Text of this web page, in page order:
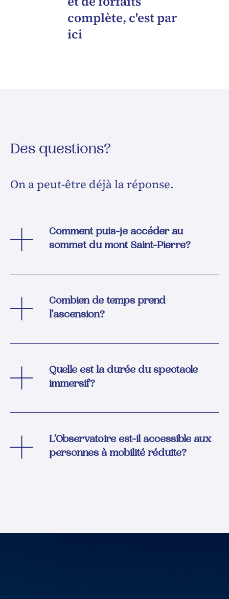
complète, c'est par
ici
Des questions?
On a peut-être déjà la réponse.
Comment puis-je accéder au
sommet du mont Saint-Pierre?
Combien de temps prend
l'ascension?
Quelle est la durée du spectacle
immersif?
L’Observatoire est-il accessible aux
personnes à mobilité réduite?